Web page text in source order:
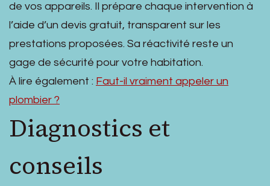
de vos appareils. Il prépare chaque intervention à
l’aide d’un devis gratuit, transparent sur les
prestations proposées. Sa réactivité reste un
gage de sécurité pour votre habitation.
À lire également : Faut-il vraiment appeler un
plombier ?
Diagnostics et
conseils